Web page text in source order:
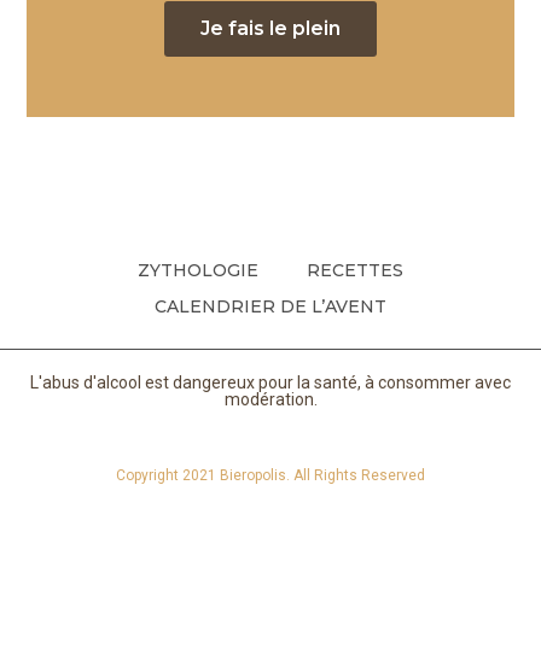
Je fais le plein
ZYTHOLOGIE
RECETTES
CALENDRIER DE L’AVENT
L'abus d'alcool est dangereux pour la santé, à consommer avec
modération.
Copyright 2021 Bieropolis. All Rights Reserved